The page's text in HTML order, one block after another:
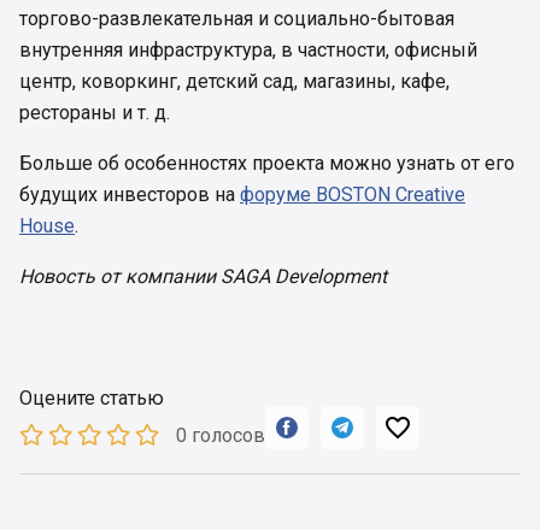
торгово-развлекательная и социально-бытовая
внутренняя инфраструктура, в частности, офисный
центр, коворкинг, детский сад, магазины, кафе,
рестораны и т. д.
Больше об особенностях проекта можно узнать от его
будущих инвесторов на форуме BOSTON Creative
House.
Новость от компании SAGA Development
Оцените статью
0 голосов
  